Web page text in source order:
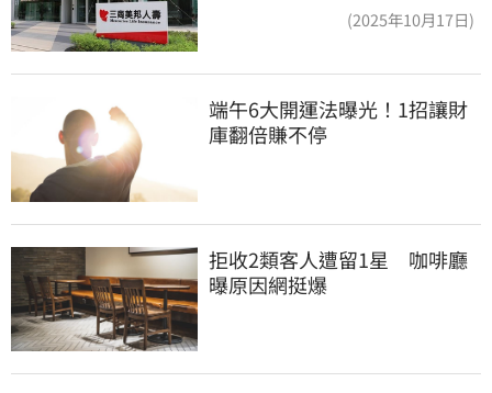
(2025年10月17日)
端午6大開運法曝光！1招讓財
庫翻倍賺不停
拒收2類客人遭留1星　咖啡廳
曝原因網挺爆